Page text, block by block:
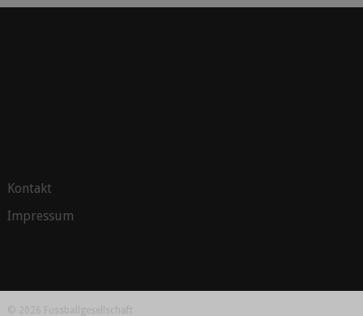
Kontakt
Impressum
© 2026 Fussballgesellschaft